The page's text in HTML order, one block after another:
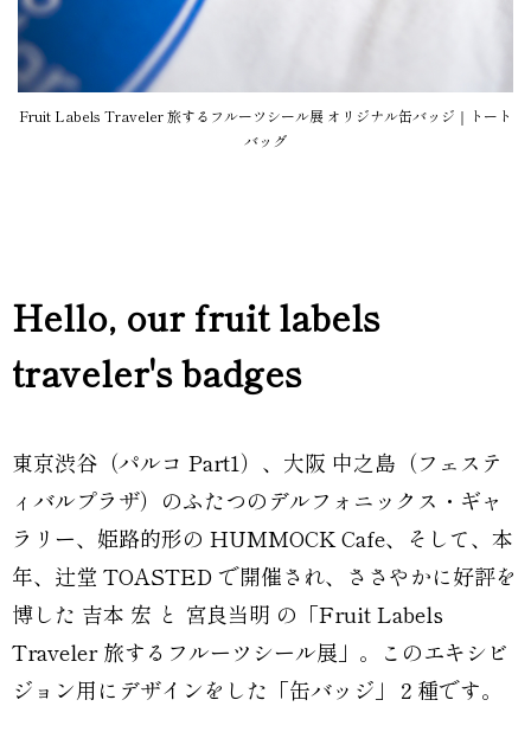
Fruit Labels Traveler 旅するフルーツシール展 オリジナル缶バッジ｜トート
バッグ
Hello, our fruit labels
traveler's badges
東京渋谷（パルコ Part1）、大阪 中之島（フェステ
ィバルプラザ）のふたつのデルフォニックス・ギャ
ラリー、姫路的形の HUMMOCK Cafe、そして、本
年、辻堂 TOASTED で開催され、ささやかに好評を
博した 吉本 宏 と 宮良当明 の「Fruit Labels
Traveler 旅するフルーツシール展」。このエキシビ
ジョン用にデザインをした「缶バッジ」２種です。